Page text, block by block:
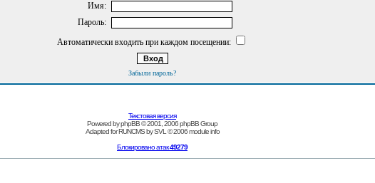
Имя:
Пароль:
Автоматически входить при каждом посещении:
Забыли пароль?
Текстовая версия
Powered byphpBB© 2001, 2006 phpBB Group
Adapted forRUNCMSbySVL © 2006module info
Блокировано атак49279